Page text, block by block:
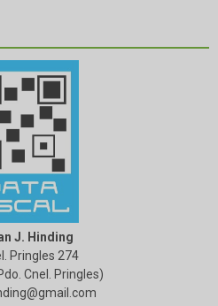
J. Hinding
Pringles 274
Cnel. Pringles)